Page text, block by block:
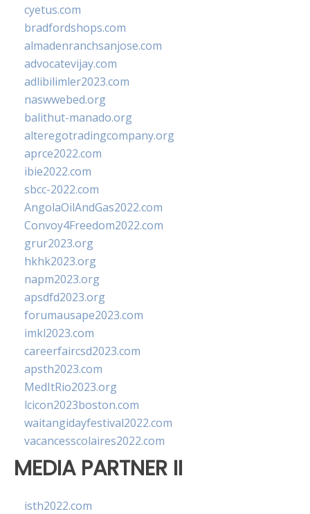
cyetus.com
bradfordshops.com
almadenranchsanjose.com
advocatevijay.com
adlibilimler2023.com
naswwebed.org
balithut-manado.org
alteregotradingcompany.org
aprce2022.com
ibie2022.com
sbcc-2022.com
AngolaOilAndGas2022.com
Convoy4Freedom2022.com
grur2023.org
hkhk2023.org
napm2023.org
apsdfd2023.org
forumausape2023.com
imkl2023.com
careerfaircsd2023.com
apsth2023.com
MedItRio2023.org
lcicon2023boston.com
waitangidayfestival2022.com
vacancesscolaires2022.com
MEDIA PARTNER II
isth2022.com